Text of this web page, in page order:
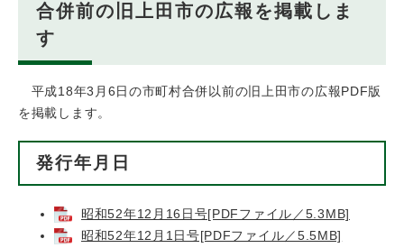
合併前の旧上田市の広報を掲載しま
す
平成18年3月6日の市町村合併以前の旧上田市の広報PDF版
を掲載します。
発行年月日
昭和52年12月16日号[PDFファイル／5.3MB]
昭和52年12月1日号[PDFファイル／5.5MB]